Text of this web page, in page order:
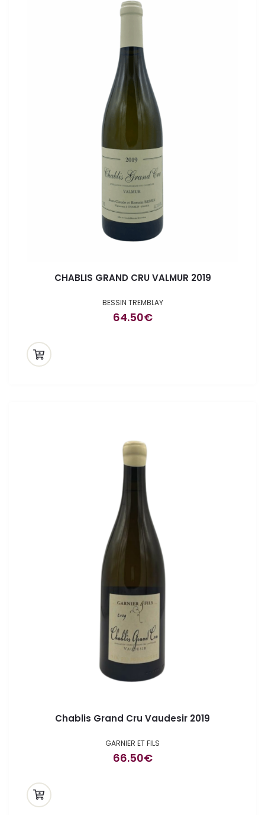
CHABLIS GRAND CRU VALMUR 2019
BESSIN TREMBLAY
64.50€
Chablis Grand Cru Vaudesir 2019
GARNIER ET FILS
66.50€